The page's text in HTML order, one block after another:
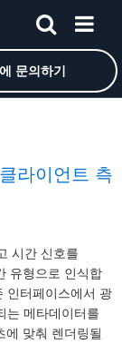
가려면 여기를 클
문의하기
라이언트 측
시간 신호를
유형으로 인식합
인터페이스에서 광
는 메타데이터를
에 맞춰 렌더링될